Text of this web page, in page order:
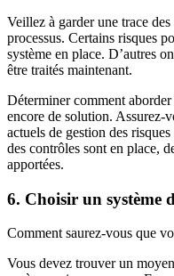
Veillez à garder une trace
processus. Certains risques
système en place. D’autres
être traités maintenant.
Déterminer comment
encore de solution. Assurez-
actuels de gestion des
des contrôles sont en place,
apportées.
6. Choisir un système
Comment saurez-vous que
Vous devez trouver un